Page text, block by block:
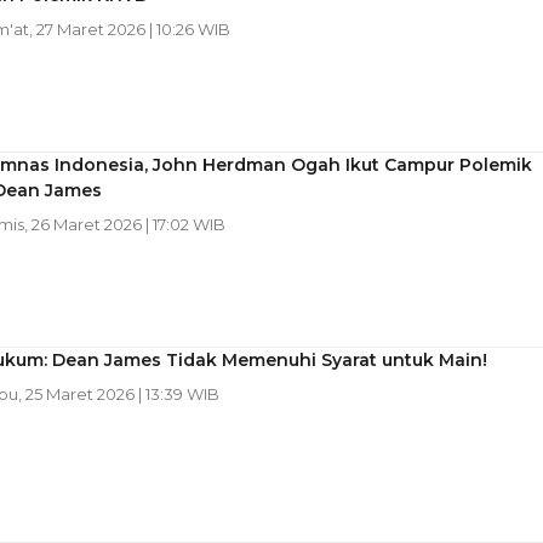
27 Maret 2026 | 10:26 WIB
Indonesia, John Herdman Ogah Ikut Campur Polemik
James
26 Maret 2026 | 17:02 WIB
Dean James Tidak Memenuhi Syarat untuk Main!
25 Maret 2026 | 13:39 WIB